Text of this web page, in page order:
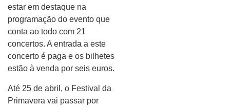
estar em destaque na
programação do evento que
conta ao todo com 21
concertos. A entrada a este
concerto é paga e os bilhetes
estão à venda por seis euros.
Até 25 de abril, o Festival da
Primavera vai passar por